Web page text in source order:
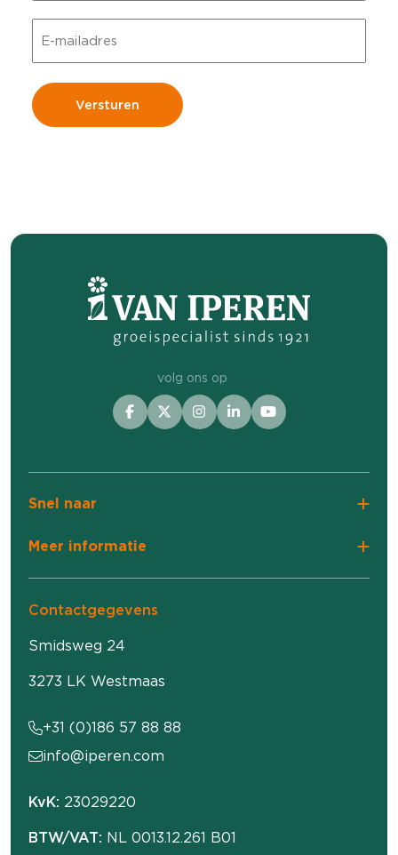
mailadres
volg ons op
Snel naar
Meer informatie
Contactgegevens
Smidsweg 24
3273 LK Westmaas
KvK: 23029220
BTW/VAT: NL 0013.12.261 B01
+31 (0)186 57 88 88
info@iperen.com